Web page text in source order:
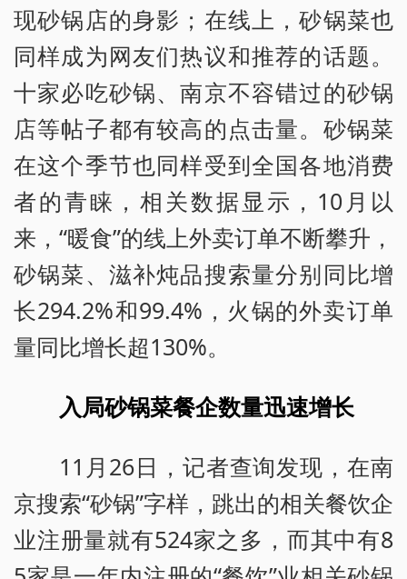
现砂锅店的身影；在线上，砂锅菜也
同样成为网友们热议和推荐的话题。
十家必吃砂锅、南京不容错过的砂锅
店等帖子都有较高的点击量。砂锅菜
在这个季节也同样受到全国各地消费
者的青睐，相关数据显示，10月以
来，“暖食”的线上外卖订单不断攀升，
砂锅菜、滋补炖品搜索量分别同比增
长294.2%和99.4%，火锅的外卖订单
量同比增长超130%。
入局砂锅菜餐企数量迅速增长
11月26日，记者查询发现，在南
京搜索“砂锅”字样，跳出的相关餐饮企
业注册量就有524家之多，而其中有8